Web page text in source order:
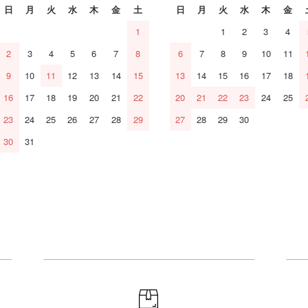
日 月 火 水 木 金
土
1
2
3 4 5 6 7
8
9
10 11 12 13 14
15
16
17 18 19 20 21
22
23
24 25 26 27 28
29
30
31
日 月 火 水 木 金
1
2 3 4
6
7 8 9 10 11
13
14 15 16 17 18
20
21 22 23 24 25
27
28 29 30